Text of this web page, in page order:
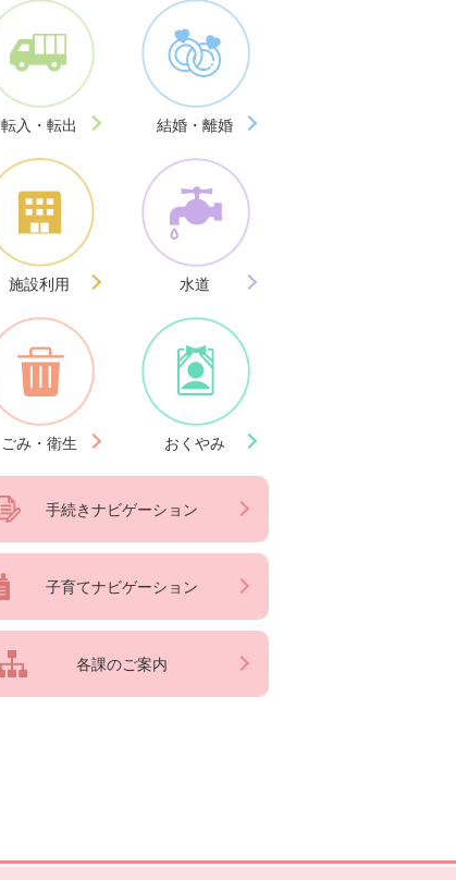
転入・転出 結婚・離婚
施設利用 水道
ごみ・衛生 おくやみ
手続きナビゲーション
子育てナビゲーション
各課のご案内